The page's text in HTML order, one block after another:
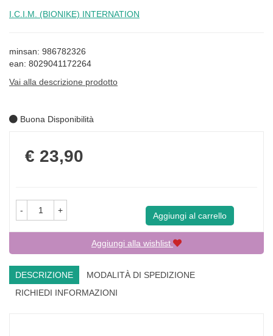
I.C.I.M. (BIONIKE) INTERNATION
minsan: 986782326
ean: 8029041172264
Vai alla descrizione prodotto
Buona Disponibilità
Prezzo
€ 23,90
- +
Aggiungi al carrello
Aggiungi alla wishlist
DESCRIZIONE
MODALITÀ DI SPEDIZIONE
RICHIEDI INFORMAZIONI